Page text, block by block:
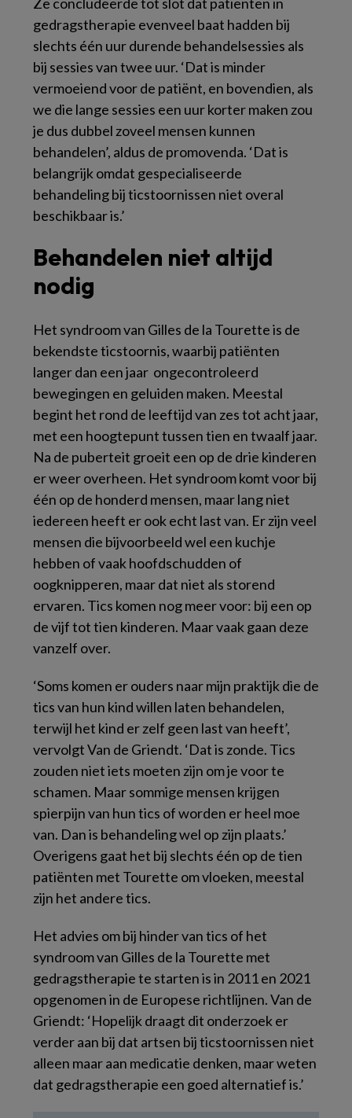
gedragstherapie evenveel baat hadden bij
slechts één uur durende behandelsessies als
bij sessies van twee uur. ‘Dat is minder
vermoeiend voor de patiënt, en bovendien, als
we die lange sessies een uur korter maken zou
je dus dubbel zoveel mensen kunnen
behandelen’, aldus de promovenda. ‘Dat is
belangrijk omdat gespecialiseerde
behandeling bij ticstoornissen niet overal
beschikbaar is.’
Behandelen niet altijd
nodig
Het syndroom van Gilles de la Tourette is de
bekendste ticstoornis, waarbij patiënten
langer dan een jaar ongecontroleerd
bewegingen en geluiden maken. Meestal
begint het rond de leeftijd van zes tot acht jaar,
met een hoogtepunt tussen tien en twaalf jaar.
Na de puberteit groeit een op de drie kinderen
er weer overheen. Het syndroom komt voor bij
één op de honderd mensen, maar lang niet
iedereen heeft er ook echt last van. Er zijn veel
mensen die bijvoorbeeld wel een kuchje
hebben of vaak hoofdschudden of
oogknipperen, maar dat niet als storend
ervaren. Tics komen nog meer voor: bij een op
de vijf tot tien kinderen. Maar vaak gaan deze
vanzelf over.
‘Soms komen er ouders naar mijn praktijk die de
tics van hun kind willen laten behandelen,
terwijl het kind er zelf geen last van heeft’,
vervolgt Van de Griendt. ‘Dat is zonde. Tics
zouden niet iets moeten zijn om je voor te
schamen. Maar sommige mensen krijgen
spierpijn van hun tics of worden er heel moe
van. Dan is behandeling wel op zijn plaats.’
Overigens gaat het bij slechts één op de tien
patiënten met Tourette om vloeken, meestal
zijn het andere tics.
Het advies om bij hinder van tics of het
syndroom van Gilles de la Tourette met
gedragstherapie te starten is in 2011 en 2021
opgenomen in de Europese richtlijnen. Van de
Griendt: ‘Hopelijk draagt dit onderzoek er
verder aan bij dat artsen bij ticstoornissen niet
alleen maar aan medicatie denken, maar weten
dat gedragstherapie een goed alternatief is.’